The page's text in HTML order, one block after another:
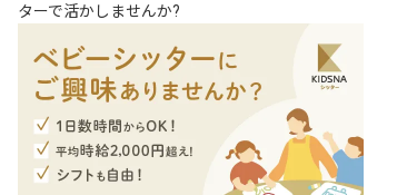
ターで活かしませんか?